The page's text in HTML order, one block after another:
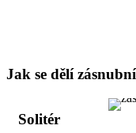
Jak se dělí
Solitér